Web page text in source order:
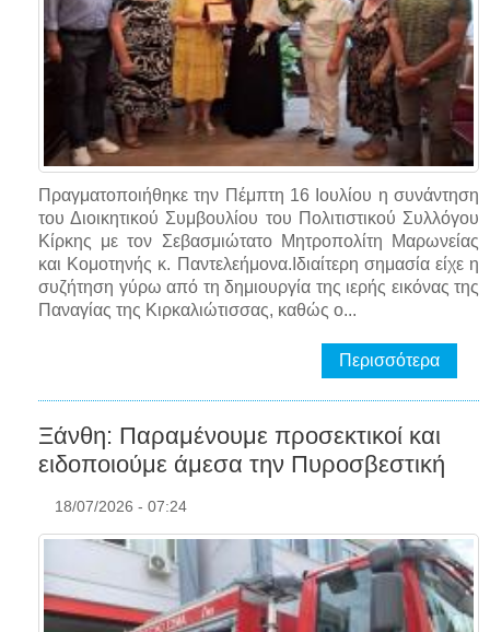
Πραγματοποιήθηκε την Πέμπτη 16 Ιουλίου η συνάντηση
του Διοικητικού Συμβουλίου του Πολιτιστικού Συλλόγου
Κίρκης με τον Σεβασμιώτατο Μητροπολίτη Μαρωνείας
και Κομοτηνής κ. Παντελεήμονα.Ιδιαίτερη σημασία είχε η
συζήτηση γύρω από τη δημιουργία της ιερής εικόνας της
Παναγίας της Κιρκαλιώτισσας, καθώς ο...
Περισσότερα
Ξάνθη: Παραμένουμε προσεκτικοί και
ειδοποιούμε άμεσα την Πυροσβεστική
18/07/2026 - 07:24